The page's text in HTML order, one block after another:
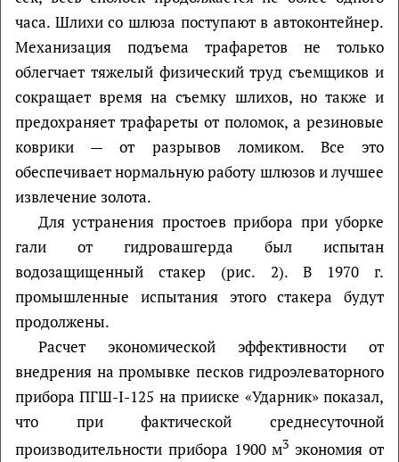
часа. Шлихи со шлюза поступают в автоконтейнер.
Механизация подъема трафаретов не только
облегчает тяжелый физический труд съемщиков и
сокращает время на съемку шлихов, но также и
предохраняет трафареты от поломок, а резиновые
коврики — от разрывов ломиком. Все это
обеспечивает нормальную работу шлюзов и лучшее
извлечение золота.
Для устранения простоев прибора при уборке
гали от гидровашгерда был испытан
водозащищенный стакер (рис. 2). В 1970 г.
промышленные испытания этого стакера будут
продолжены.
Расчет экономической эффективности от
внедрения на промывке песков гидроэлеваторного
прибо­ра ПГШ-I-125 на прииске «Ударник» показал,
что при фактической среднесуточной
производительности прибора 1900 м3 экономия от